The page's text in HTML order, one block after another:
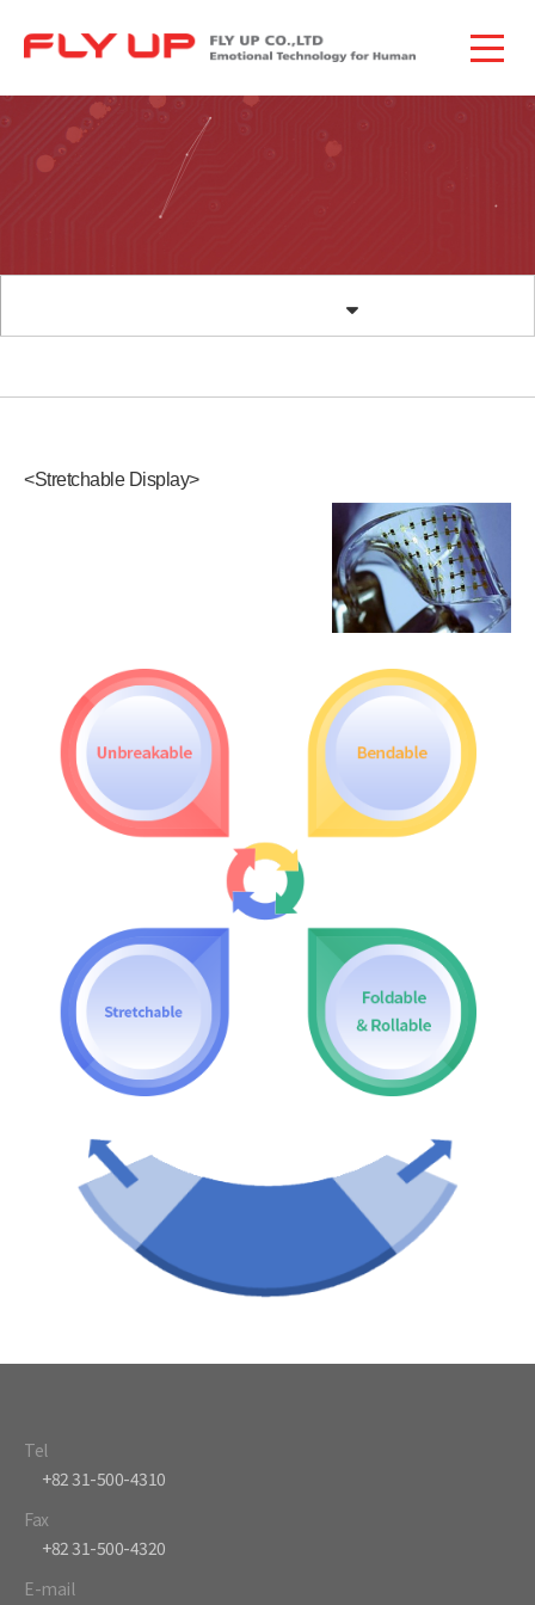
<Stretchable Display>
Tel
+82 31-500-4310
Fax
+82 31-500-4320
E-mail